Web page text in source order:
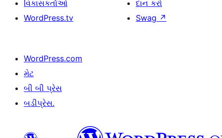
વિકાસકર્તાઓ
WordPress.tv
દાન કરો
Swag ↗
WordPress.com
મેટ
બી બી પ્રેસ
બડીપ્રેસ.